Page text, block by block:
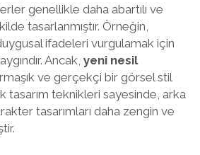
genellikle daha abartılı ve
tasarlanmıştır. Örneğin,
ifadeleri vurgulamak için
Ancak, yeni nesil
ve gerçekçi bir görsel stil
tasarım teknikleri sayesinde, arka
tasarımları daha zengin ve